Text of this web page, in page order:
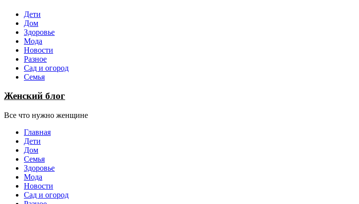
Дети
Дом
Здоровье
Мода
Новости
Разное
Сад и огород
Семья
Женский блог
Все что нужно женщине
Главная
Дети
Дом
Семья
Здоровье
Мода
Новости
Сад и огород